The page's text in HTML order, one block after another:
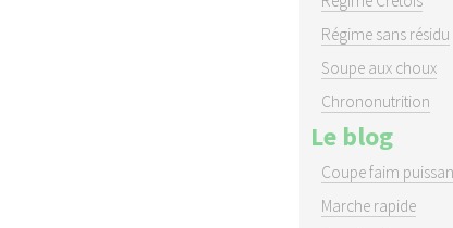
Régime sans résidu
Soupe aux choux
Chrononutrition
Le blog
Coupe faim
Marche rapide